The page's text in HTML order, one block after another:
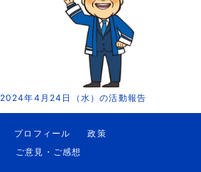
2024年4月24日（水）の活動報告
プロフィール
政策
ご意見・ご感想